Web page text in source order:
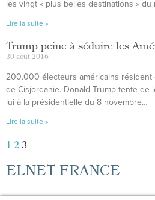
les vingt « plus belles destinations » du
Lire la suite »
Trump peine à séduire les
30 août 2016
200.000 électeurs américains résident
de Cisjordanie. Donald Trump tente
lui à la présidentielle du 8 novembre…
Lire la suite »
1 23
ELNET FRANCE